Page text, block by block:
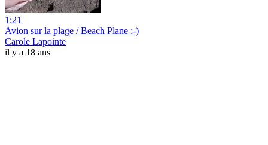
1:21
Avion sur la plage / Beach Plane :-)
Carole Lapointe
il y a 18 ans